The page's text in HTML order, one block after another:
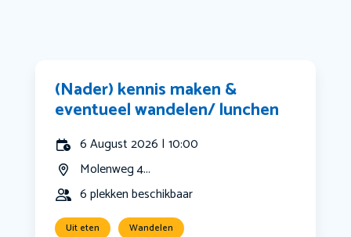
(Nader) kennis maken &
eventueel wandelen/ lunchen
6 August 2026 | 10:00
Molenweg 4...
6 plekken beschikbaar
Uit eten Wandelen